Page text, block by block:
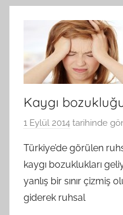
Kaygı
1 Eylül 2014 tarihinde
Türkiye’de görülen
kaygı bozuklukları
yanlış bir sınır çizmiş
giderek ruhsal